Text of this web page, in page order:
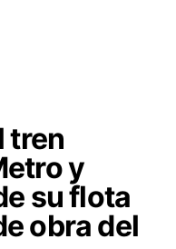
tren
y
su flota
obra del